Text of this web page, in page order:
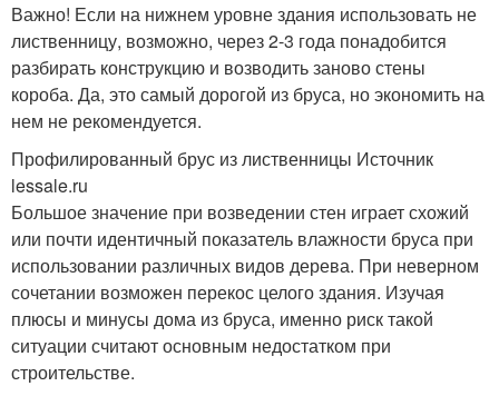
Важно! Если на нижнем уровне здания использовать не
лиственницу, возможно, через 2-3 года понадобится
разбирать конструкцию и возводить заново стены
короба. Да, это самый дорогой из бруса, но экономить на
нем не рекомендуется.
Профилированный брус из лиственницы Источник
lessale.ru
Большое значение при возведении стен играет схожий
или почти идентичный показатель влажности бруса при
использовании различных видов дерева. При неверном
сочетании возможен перекос целого здания. Изучая
плюсы и минусы дома из бруса, именно риск такой
ситуации считают основным недостатком при
строительстве.